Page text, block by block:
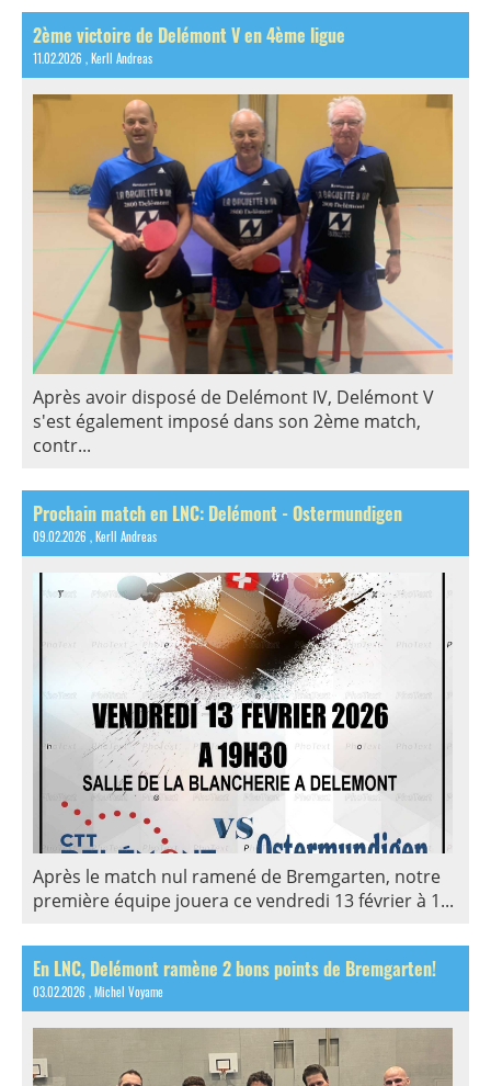
2ème victoire de Delémont V en 4ème ligue
11.02.2026 , Kerll Andreas
Après avoir disposé de Delémont IV, Delémont V
s'est également imposé dans son 2ème match,
contr...
Prochain match en LNC: Delémont - Ostermundigen
09.02.2026 , Kerll Andreas
Après le match nul ramené de Bremgarten, notre
première équipe jouera ce vendredi 13 février à 1...
En LNC, Delémont ramène 2 bons points de Bremgarten!
03.02.2026 , Michel Voyame